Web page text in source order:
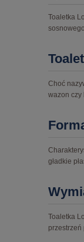
Toaletka
Choć
wazon czy
gładkie
Toaletka
przestrzeń